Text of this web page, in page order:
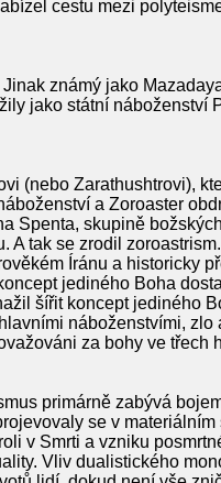
cestu mezi
známý jako
jako státní náboženství
(nebo Zarathushtrovi),
a Zoroaster
Spenta, skupině
tak se zrodil
Íránu a historicky
jediného Boha
šířit koncept jediného
náboženstvími,
za bohy ve třech
primárně zabývá
se v
v Smrti a vzniku
Vliv dualistického